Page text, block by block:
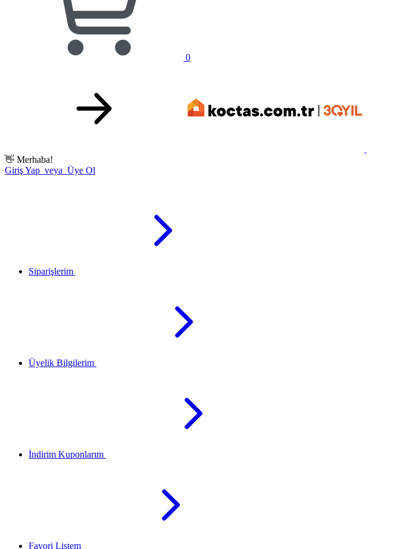
0
👋 Merhaba!
Giriş Yap veya Üye Ol
Siparişlerim
Üyelik Bilgilerim
İndirim Kuponlarım
Favori Listem